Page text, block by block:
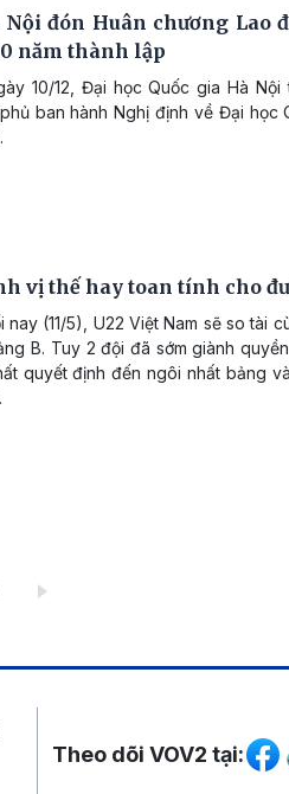
Nội đón Huân chương Lao
năm thành lập
10/12, Đại học Quốc gia Hà
ban hành Nghị định về Đại học
vị thế hay toan tính cho
nay (11/5), U22 Việt Nam sẽ so tài
B. Tuy 2 đội đã sớm giành
quyết định đến ngôi nhất bảng
Mạng xã hội
Theo dõi VOV2 tại: